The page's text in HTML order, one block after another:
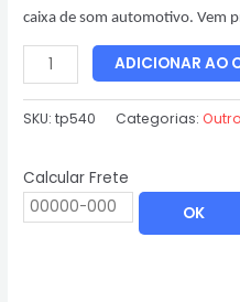
caixa de som automotivo. Vem
ADICIONAR AO
SKU:tp540 Categorias:
Calcular Frete
OK